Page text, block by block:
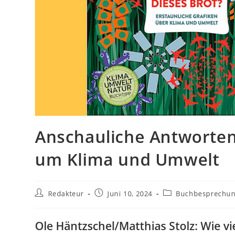
Anschauliche
um Klima und Umwelt
Beitrags-
Redakteur
BeitragJuni 10, 2024
Beitrags-
Ole Häntzschel/Matthias Stolz: Wie